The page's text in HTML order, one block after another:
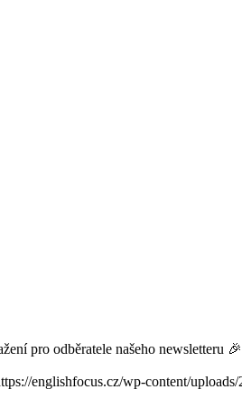
pro odběratele našeho newsletteru 🎉
englishfocus.cz/wp-content/